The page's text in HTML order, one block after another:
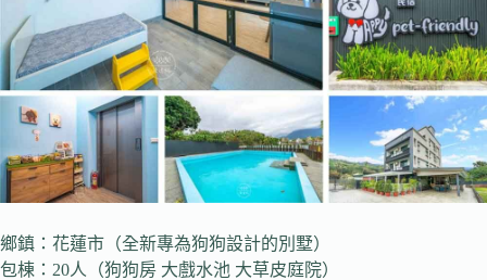
鄉鎮：花蓮市（全新專為狗狗設計的別墅）
包棟：20人（狗狗房 大戲水池 大草皮庭院）